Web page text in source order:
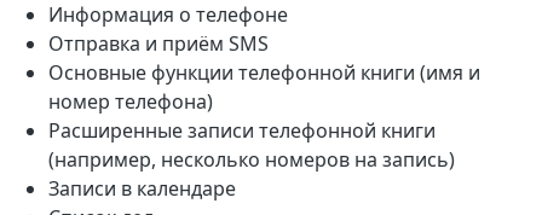
Информация о телефоне
Отправка и приём SMS
Основные функции телефонной книги (имя и
номер телефона)
Расширенные записи телефонной книги
(например, несколько номеров на запись)
Записи в календаре